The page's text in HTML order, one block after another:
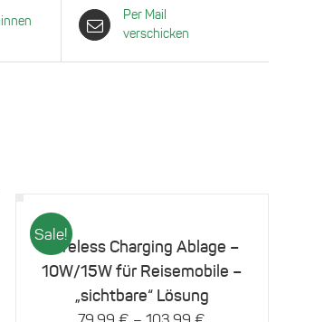
Per Mail
verschicken
Sale!
Produkt
weist
mehrere
Varianten
Details
Wireless Charging Ablage –
10W/15W für Reisemobile –
„sichtbare“ Lösung